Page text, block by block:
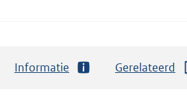
Informatie Gerelateerd